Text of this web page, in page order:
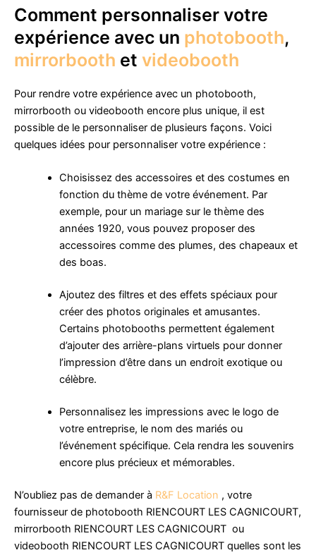
Comment personnaliser votre
expérience avec un photobooth,
mirrorbooth et videobooth
Pour rendre votre expérience avec un photobooth,
mirrorbooth ou videobooth encore plus unique, il est
possible de le personnaliser de plusieurs façons. Voici
quelques idées pour personnaliser votre expérience :
Choisissez des accessoires et des costumes en
fonction du thème de votre événement. Par
exemple, pour un mariage sur le thème des
années 1920, vous pouvez proposer des
accessoires comme des plumes, des chapeaux et
des boas.
Ajoutez des filtres et des effets spéciaux pour
créer des photos originales et amusantes.
Certains photobooths permettent également
d’ajouter des arrière-plans virtuels pour donner
l’impression d’être dans un endroit exotique ou
célèbre.
Personnalisez les impressions avec le logo de
votre entreprise, le nom des mariés ou
l’événement spécifique. Cela rendra les souvenirs
encore plus précieux et mémorables.
N’oubliez pas de demander à R&F Location , votre
fournisseur de photobooth RIENCOURT LES CAGNICOURT,
mirrorbooth RIENCOURT LES CAGNICOURT ou
videobooth RIENCOURT LES CAGNICOURT quelles sont les